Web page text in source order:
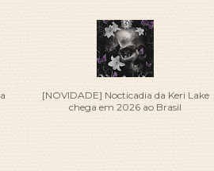
[NOVIDADE] Nocticadia da Keri Lake
chega em 2026 ao Brasil